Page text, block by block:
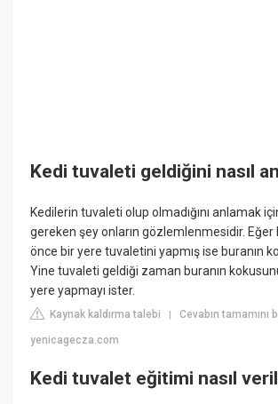
Kedi tuvaleti geldiğini nasıl
Kedilerin tuvaleti olup olmadığını anlamak
gereken şey onların gözlemlenmesidir. Eğer
önce bir yere tuvaletini yapmış ise buranın
Yine tuvaleti geldiği zaman buranın kokusunu
yere yapmayı ister.
Kaynak kaldırma talebi |Cevabın tamamını
yenicagecza.com
Kedi tuvalet eğitimi nasıl